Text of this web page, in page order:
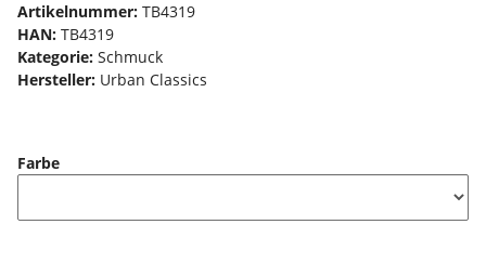
Artikelnummer: TB4319
HAN: TB4319
Kategorie: Schmuck
Hersteller: Urban Classics
Farbe